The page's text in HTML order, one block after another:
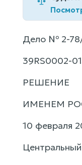
Дело № 2-
39RS0002-
РЕШЕНИЕ
ИМЕНЕМ
10 февраля